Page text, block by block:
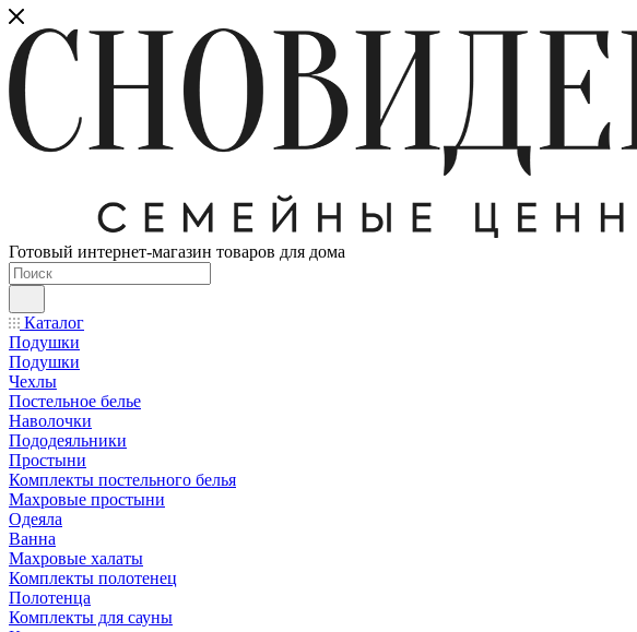
Готовый интернет-магазин товаров для дома
Каталог
Подушки
Подушки
Чехлы
Постельное белье
Наволочки
Пододеяльники
Простыни
Комплекты постельного белья
Махровые простыни
Одеяла
Ванна
Махровые халаты
Комплекты полотенец
Полотенца
Комплекты для сауны